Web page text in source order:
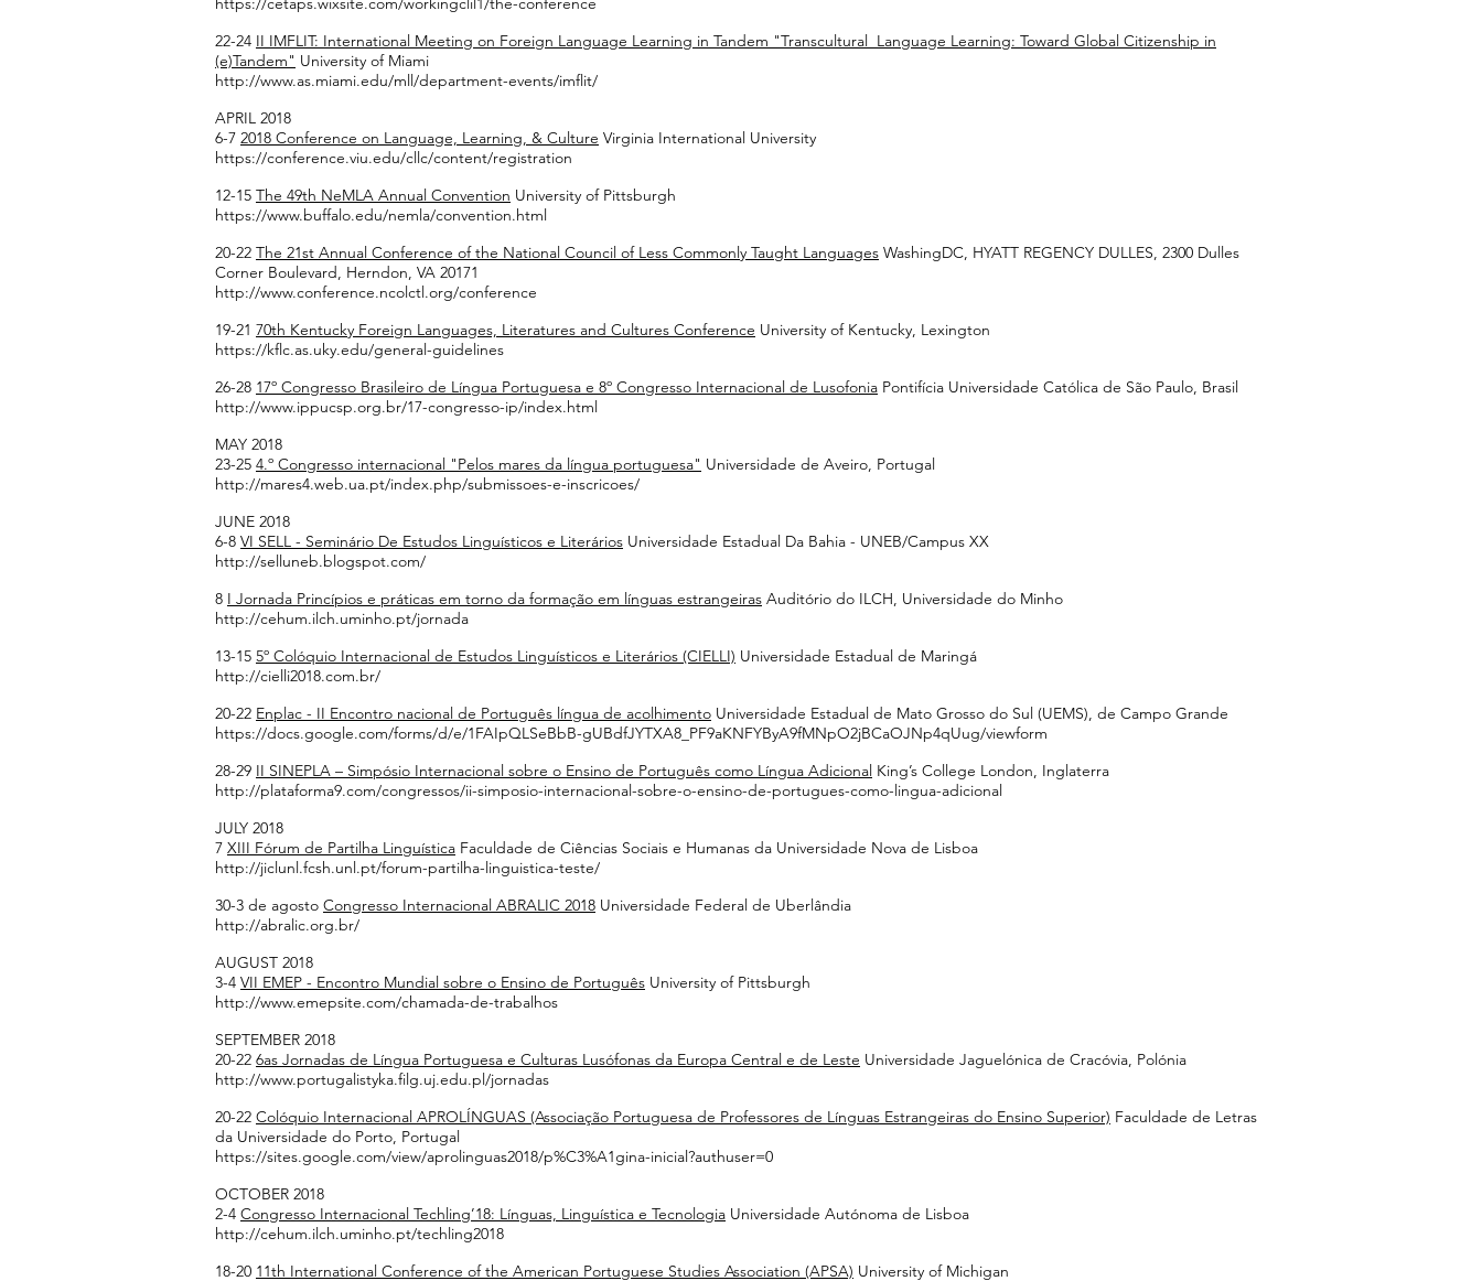
22-24 II IMFLIT: International Meeting on Foreign Language Learning in Tandem "Transcultural Language Learning: Toward Global Citizenship in
(e)Tandem" University of Miami
http://www.as.miami.edu/mll/department-events/imflit/
APRIL 2018
6-7 2018 Conference on Language, Learning, & Culture Virginia International University
https://conference.viu.edu/cllc/content/registration
12-15 The 49th NeMLA Annual Convention University of Pittsburgh
https://www.buffalo.edu/nemla/convention.html
20-22 The 21st Annual Conference of the National Council of Less Commonly Taught Languages WashingDC, HYATT REGENCY DULLES, 2300 Dulles
Corner Boulevard, Herndon, VA 20171
http://www.conference.ncolctl.org/conference
19-21 70th Kentucky Foreign Languages, Literatures and Cultures Conference University of Kentucky, Lexington
https://kflc.as.uky.edu/general-guidelines
26-28 17º Congresso Brasileiro de Língua Portuguesa e 8º Congresso Internacional de Lusofonia Pontifícia Universidade Católica de São Paulo, Brasil
http://www.ippucsp.org.br/17-congresso-ip/index.html
MAY 2018
23-25 4.º Congresso internacional "Pelos mares da língua portuguesa" Universidade de Aveiro, Portugal
http://mares4.web.ua.pt/index.php/submissoes-e-inscricoes/
JUNE 2018
6-8 VI SELL - Seminário De Estudos Linguísticos e Literários Universidade Estadual Da Bahia - UNEB/Campus XX
http://selluneb.blogspot.com/
8 I Jornada Princípios e práticas em torno da formação em línguas estrangeiras Auditório do ILCH, Universidade do Minho
http://cehum.ilch.uminho.pt/jornada
13-15 5º Colóquio Internacional de Estudos Linguísticos e Literários (CIELLI) Universidade Estadual de Maringá
http://cielli2018.com.br/
20-22 Enplac - II Encontro nacional de Português língua de acolhimento Universidade Estadual de Mato Grosso do Sul (UEMS), de Campo Grande
https://docs.google.com/forms/d/e/1FAIpQLSeBbB-gUBdfJYTXA8_PF9aKNFYByA9fMNpO2jBCaOJNp4qUug/viewform
28-29 II SINEPLA – Simpósio Internacional sobre o Ensino de Português como Língua Adicional King’s College London, Inglaterra
http://plataforma9.com/congressos/ii-simposio-internacional-sobre-o-ensino-de-portugues-como-lingua-adicional
JULY 2018
7 XIII Fórum de Partilha Linguística Faculdade de Ciências Sociais e Humanas da Universidade Nova de Lisboa
http://jiclunl.fcsh.unl.pt/forum-partilha-linguistica-teste/
30-3 de agosto Congresso Internacional ABRALIC 2018 Universidade Federal de Uberlândia
http://abralic.org.br/
AUGUST 2018
3-4 VII EMEP - Encontro Mundial sobre o Ensino de Português University of Pittsburgh
http://www.emepsite.com/chamada-de-trabalhos
SEPTEMBER 2018
20-22 6as Jornadas de Língua Portuguesa e Culturas Lusófonas da Europa Central e de Leste Universidade Jaguelónica de Cracóvia, Polónia
http://www.portugalistyka.filg.uj.edu.pl/jornadas
20-22 Colóquio Internacional APROLÍNGUAS (Associação Portuguesa de Professores de Línguas Estrangeiras do Ensino Superior) Faculdade de Letras
da Universidade do Porto, Portugal
https://sites.google.com/view/aprolinguas2018/p%C3%A1gina-inicial?authuser=0
OCTOBER 2018
2-4 Congresso Internacional Techling’18: Línguas, Linguística e Tecnologia Universidade Autónoma de Lisboa
http://cehum.ilch.uminho.pt/techling2018
18-20 11th International Conference of the American Portuguese Studies Association (APSA) University of Michigan